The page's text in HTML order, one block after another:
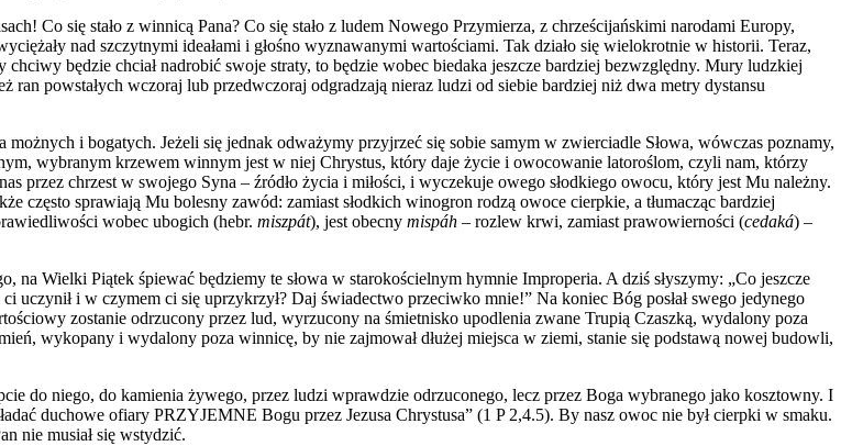
Co się stało z winnicą Pana? Co się stało z ludem Nowego Przymierza, z chrześcijańskimi narodami Europy,
ały nad szczytnymi ideałami i głośno wyznawanymi wartościami. Tak działo się wielokrotnie w historii. Teraz,
będzie chciał nadrobić swoje straty, to będzie wobec biedaka jeszcze bardziej bezwzględny. Mury ludzkiej
ran powstałych wczoraj lub przedwczoraj odgradzają nieraz ludzi od siebie bardziej niż dwa metry dystansu
możnych i bogatych. Jeżeli się jednak odważymy przyjrzeć się sobie samym w zwierciadle Słowa, wówczas poznamy,
wybranym krzewem winnym jest w niej Chrystus, który daje życie i owocowanie latoroślom, czyli nam, którzy
przez chrzest w swojego Syna – źródło życia i miłości, i wyczekuje owego słodkiego owocu, który jest Mu należny.
często sprawiają Mu bolesny zawód: zamiast słodkich winogron rodzą owoce cierpkie, a tłumacząc bardziej
wobec ubogich (hebr. miszpát), jest obecny mispáh – rozlew krwi, zamiast prawowierności (cedaká) –
na Wielki Piątek śpiewać będziemy te słowa w starokościelnym hymnie Improperia. A dziś słyszymy: „Co jeszcze
uczynił i w czymem ci się uprzykrzył? Daj świadectwo przeciwko mnie!” Na koniec Bóg posłał swego jedynego
zostanie odrzucony przez lud, wyrzucony na śmietnisko upodlenia zwane Trupią Czaszką, wydalony poza
wykopany i wydalony poza winnicę, by nie zajmował dłużej miejsca w ziemi, stanie się podstawą nowej budowli,
do niego, do kamienia żywego, przez ludzi wprawdzie odrzuconego, lecz przez Boga wybranego jako kosztowny. I
duchowe ofiary PRZYJEMNE Bogu przez Jezusa Chrystusa” (1 P 2,4.5). By nasz owoc nie był cierpki w smaku.
nie musiał się wstydzić.